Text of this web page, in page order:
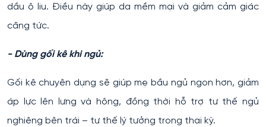
dầu ô liu. Điều này giúp da mềm mại và giảm cảm giác
căng tức.
- Dùng gối kê khi ngủ:
Gối kê chuyên dụng sẽ giúp mẹ bầu ngủ ngon hơn, giảm
áp lực lên lưng và hông, đồng thời hỗ trợ tư thế ngủ
nghiêng bên trái – tư thế lý tưởng trong thai kỳ.